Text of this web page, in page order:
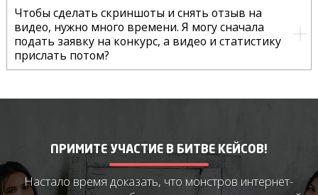
Чтобы сделать скриншоты и снять отзыв на
видео, нужно много времени. Я могу сначала
подать заявку на конкурс, а видео и статистику
прислать потом?
ПРИМИТЕ УЧАСТИЕ В БИТВЕ КЕЙСОВ!
Настало время доказать, что монстров интернет-